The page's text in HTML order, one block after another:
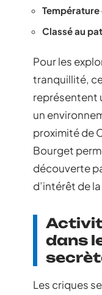
Température
Classé au
Pour les
tranquillité,
représentent
un
proximité de
Bourget
découverte
d’intérêt de
dans
Les criques